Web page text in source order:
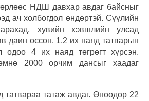
НДШ давхар авдаг байсныг
ач холбогдол өндөртэй. Сүүлийн
хувийн хэвшлийн улсад
даин өссөн. 1.2 их наяд татварын
одоо 4 их наяд төгрөгт хүрсэн.
2000 орчим дансыг хаадаг
татвараа татаж авдаг. Өнөөдөр 22